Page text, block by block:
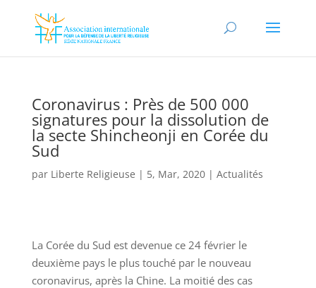
Coronavirus : Près de 500 000
signatures pour la dissolution de
la secte Shincheonji en Corée du
Sud
par Liberte Religieuse | 5, Mar, 2020| Actualités
La Corée du Sud est devenue ce 24 février le
deuxième pays le plus touché par le nouveau
coronavirus, après la Chine. La moitié des cas